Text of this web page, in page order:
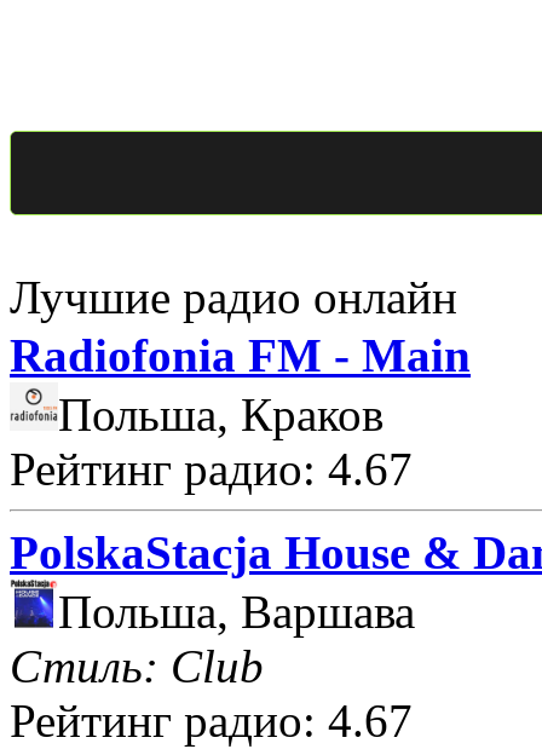
Лучшие радио онлайн
Radiofonia FM - Main
Польша, Краков
Рейтинг радио: 4.67
PolskaStacja House &
Польша, Варшава
Стиль: Club
Рейтинг радио: 4.67